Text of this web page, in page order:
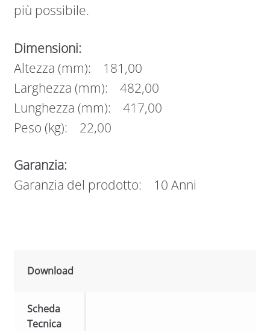
più possibile.
Dimensioni:
Altezza (mm): 181,00
Larghezza (mm): 482,00
Lunghezza (mm): 417,00
Peso (kg): 22,00
Garanzia:
Garanzia del prodotto: 10 Anni
Download
Scheda
Tecnica